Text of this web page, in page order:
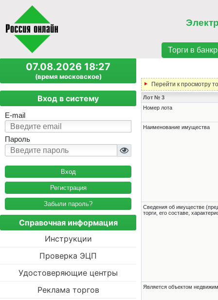
Торги в
07.08.2026 18:27
(время московское)
Вход в систему
E-mail
Пароль
Регистрация
Забыли пароль?
Справочная информация
Инструкции
Проверка ЭЦП
Удостоверяющие центры
Реклама торгов
Перейти к просмотру
Лот № 3
Номер лота
Наименование имущества
Cведения об имуществе
торги, его составе,
Является объектом